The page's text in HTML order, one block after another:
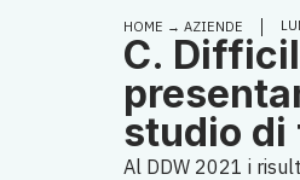
HOME → AZIENDE
C.
studio di
Al DDW 2021 i